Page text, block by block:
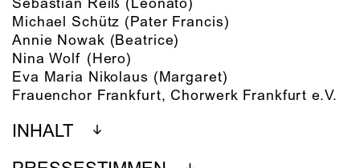
Sebastian Reiß (Leonato)
Michael Schütz (Pater Francis)
Annie Nowak (Beatrice)
Nina Wolf (Hero)
Eva Maria Nikolaus (Margaret)
Frauenchor Frankfurt, Chorwerk Frankfurt e.V.
INHALT